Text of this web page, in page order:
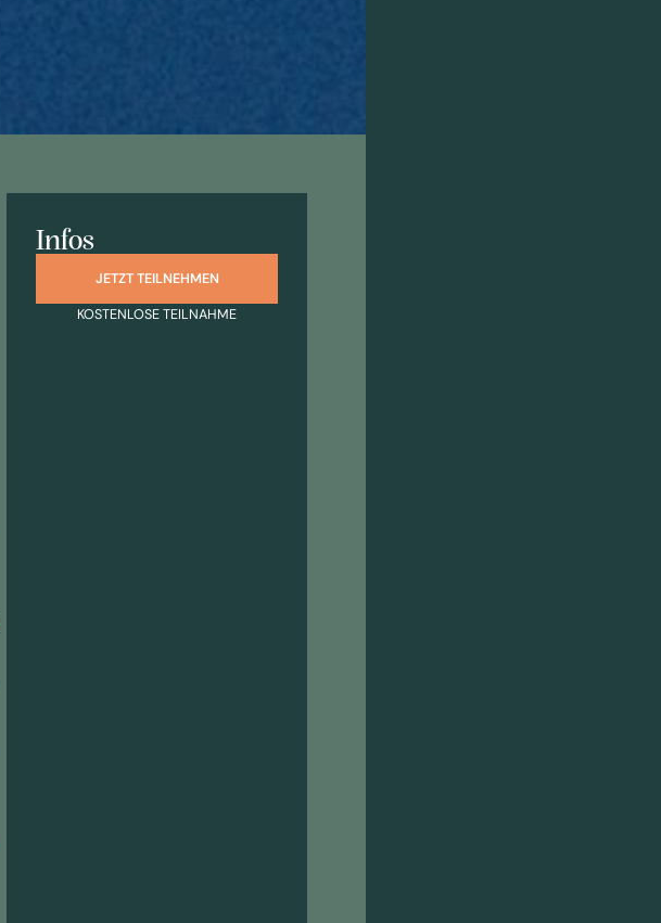
Infos
JETZT TEILNEHMEN
KOSTENLOSE TEILNAHME